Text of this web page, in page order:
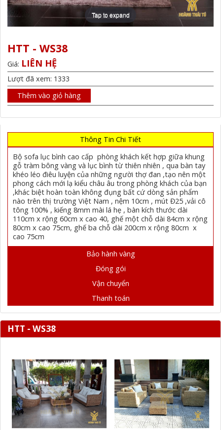
Tap to expand
HTT - WS38
Giá: LIÊN HỆ
Lượt đã xem: 1333
Thêm vào giỏ hàng
Thông Tin Chi Tiết
Bộ sofa lục bình cao cấp phòng khách kết hợp giữa khung
gỗ tràm bông vàng và lục bình từ thiên nhiên , qua bàn tay
khéo léo điêu luyện của những người thợ đan ,tạo nên một
phong cách mới lạ kiểu châu âu trong phòng khách của bạn
,khác biệt hoàn toàn không đụng bất cứ dòng sản phẩm
nào trên thị trường Việt Nam , nệm 10cm , mút Đ25 ,vải cô
tông 100% , kiếng 8mm mài lá hẹ , bàn kích thước dài
110cm x rộng 60cm x cao 40, ghế một chỗ dài 84cm x rộng
80cm x cao 75cm, ghế ba chỗ dài 200cm x rộng 80cm x
cao 75cm
Bảo hành vàng
Đóng gói
Vận chuyển
Thanh toán
HTT - WS38